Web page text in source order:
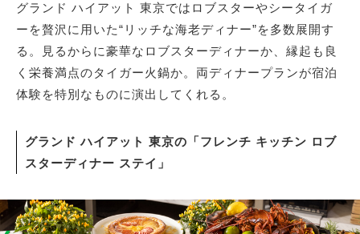
グランド ハイアット 東京ではロブスターやシータイガ
ーを贅沢に用いた“リッチな海老ディナー”を多数展開す
る。見るからに豪華なロブスターディナーか、縁起も良
く栄養満点のタイガー火鍋か。両ディナープランが宿泊
体験を特別なものに演出してくれる。
グランド ハイアット 東京の「フレンチ キッチン ロブ
スターディナー ステイ」